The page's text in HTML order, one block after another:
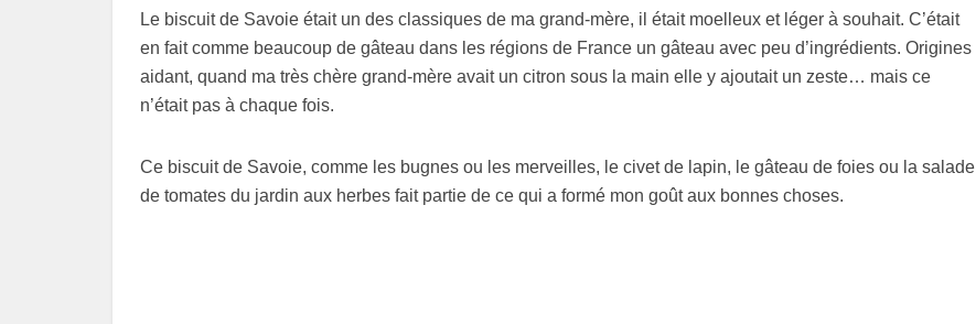
Le biscuit de Savoie était un des classiques de ma grand-mère, il était moelleux et léger à souhait. C’était
en fait comme beaucoup de gâteau dans les régions de France un gâteau avec peu d’ingrédients. Origines
aidant, quand ma très chère grand-mère avait un citron sous la main elle y ajoutait un zeste… mais ce
n’était pas à chaque fois.
Ce biscuit de Savoie, comme les bugnes ou les merveilles, le civet de lapin, le gâteau de foies ou la salade
de tomates du jardin aux herbes fait partie de ce qui a formé mon goût aux bonnes choses.